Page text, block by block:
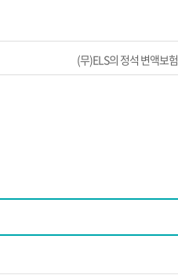
(무)ELS의 정석 변액보험